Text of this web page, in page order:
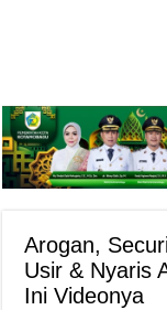
Arogan,
Usir & Nyaris
Ini Videonya